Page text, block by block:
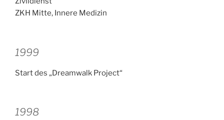
ZKH Mitte, Innere Medizin
1999
Start des „Dreamwalk Project“
1998